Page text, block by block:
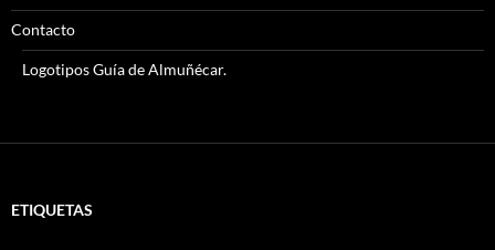
Contacto
Logotipos Guía de Almuñécar.
ETIQUETAS